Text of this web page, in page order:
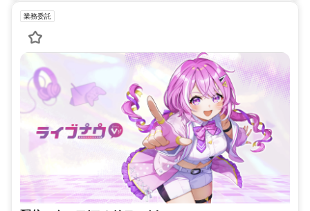
業務委託